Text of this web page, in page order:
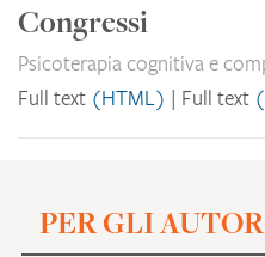
Congressi
Psicoterapia cognitiva e
Full text (HTML) Full text
PER GLI